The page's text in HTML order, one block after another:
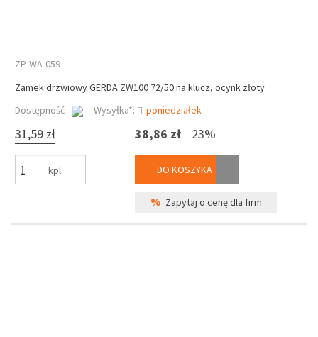
ZP-WA-059
Zamek drzwiowy GERDA ZW100 72/50 na klucz, ocynk złoty
Dostępność
Wysyłka*: poniedziałek
31,59 zł
kpl
38,86 zł 23%
DO KOSZYKA
% Zapytaj o cenę dla firm